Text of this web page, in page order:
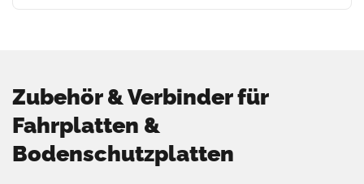
Zubehör & Verbinder für
Fahrplatten &
Bodenschutzplatten